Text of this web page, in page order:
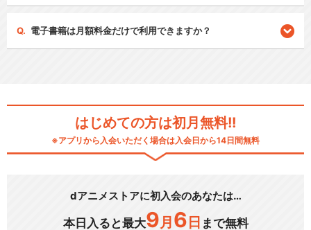
電子書籍は月額料金だけで利用できますか？
はじめての方は初月無料!!
※アプリから入会いただく場合は入会日から14日間無料
dアニメストアに初入会のあなたは…
本日入ると最大9 月 6 日 まで無料